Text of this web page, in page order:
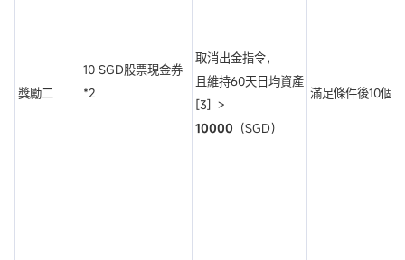
獎勵二
10 SGD股票現金券
*2
取消出金指令，
且維持60天日均資產
[3] ＞
10000 （SGD）
滿足條件後10個